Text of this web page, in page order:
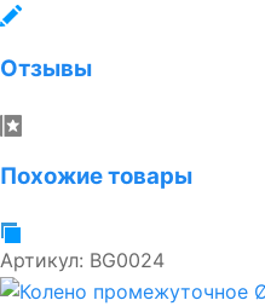
Отзывы
Похожие товары
Артикул: BG0024